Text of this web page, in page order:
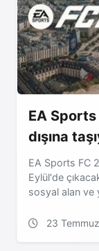
EA
dışına
EA Sports FC
Eylül'de
sosyal alan ve
23